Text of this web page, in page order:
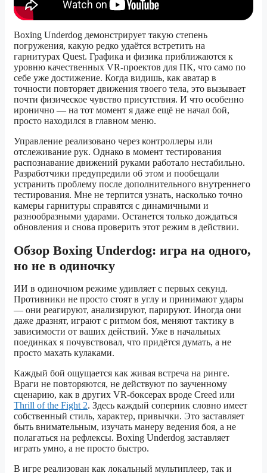
Boxing Underdog демонстрирует такую степень
погружения, какую редко удаётся встретить на
гарнитурах Quest. Графика и физика приближаются к
уровню качественных VR-проектов для ПК, что само по
себе уже достижение. Когда видишь, как аватар в
точности повторяет движения твоего тела, это вызывает
почти физическое чувство присутствия. И что особенно
иронично — на тот момент я даже ещё не начал бой,
просто находился в главном меню.
Управление реализовано через контроллеры или
отслеживание рук. Однако в момент тестирования
распознавание движений руками работало нестабильно.
Разработчики предупредили об этом и пообещали
устранить проблему после дополнительного внутреннего
тестирования. Мне не терпится узнать, насколько точно
камеры гарнитуры справятся с динамичными и
разнообразными ударами. Останется только дождаться
обновления и снова проверить этот режим в действии.
Обзор Boxing Underdog: игра на одного,
но не в одиночку
ИИ в одиночном режиме удивляет с первых секунд.
Противники не просто стоят в углу и принимают удары
— они реагируют, анализируют, парируют. Иногда они
даже дразнят, играют с ритмом боя, меняют тактику в
зависимости от ваших действий. Уже в начальных
поединках я почувствовал, что придётся думать, а не
просто махать кулаками.
Каждый бой ощущается как живая встреча на ринге.
Враги не повторяются, не действуют по заученному
сценарию, как в других VR-боксерах вроде Creed или
Thrill of the Fight 2. Здесь каждый соперник словно имеет
собственный стиль, характер, привычки. Это заставляет
быть внимательным, изучать манеру ведения боя, а не
полагаться на рефлексы. Boxing Underdog заставляет
играть умно, а не просто быстро.
В игре реализован как локальный мультиплеер, так и